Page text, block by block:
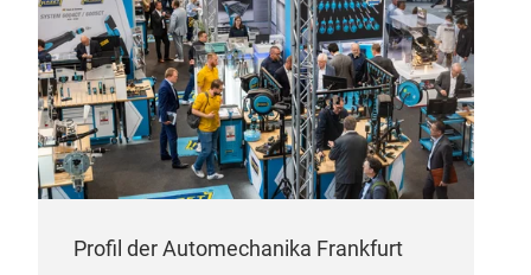
Profil der Automechanika Frankfurt